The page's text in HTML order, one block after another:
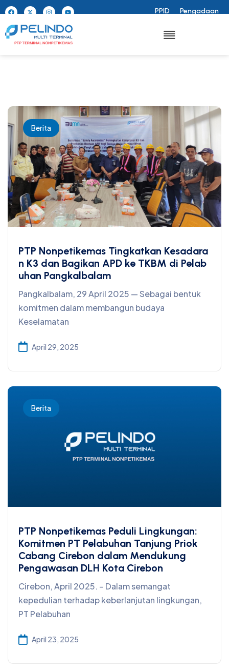
PPID Pengadaan
Berita
PTP Nonpetikemas Tingkatkan Kesadara
n K3 dan Bagikan APD ke TKBM di Pelab
uhan Pangkalbalam
Pangkalbalam, 29 April 2025 — Sebagai bentuk
komitmen dalam membangun budaya
Keselamatan
April 29, 2025
Berita
PTP Nonpetikemas Peduli Lingkungan:
Komitmen PT Pelabuhan Tanjung Priok
Cabang Cirebon dalam Mendukung
Pengawasan DLH Kota Cirebon
Cirebon, April 2025. – Dalam semangat
kepedulian terhadap keberlanjutan lingkungan,
PT Pelabuhan
April 23, 2025